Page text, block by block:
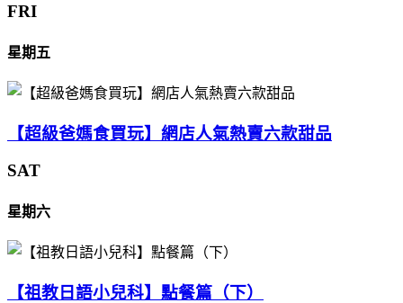
FRI
星期五
【超級爸媽食買玩】網店人氣熱賣六款甜品
SAT
星期六
【祖教日語小兒科】點餐篇（下）